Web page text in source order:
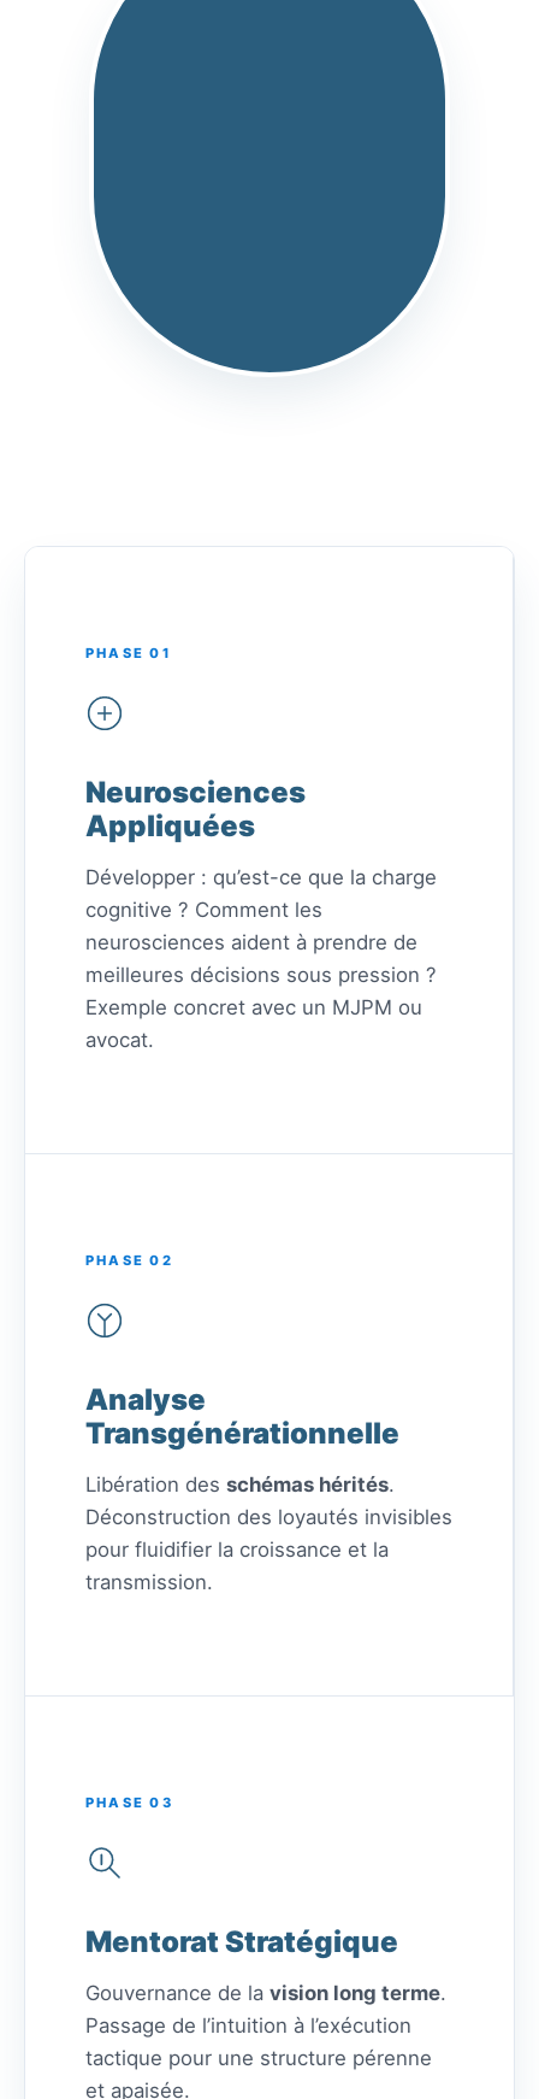
PHASE 01
Neurosciences
Appliquées
Développer : qu’est-ce que la charge
cognitive ? Comment les
neurosciences aident à prendre de
meilleures décisions sous pression ?
Exemple concret avec un MJPM ou
avocat.
PHASE 02
Analyse
Transgénérationnelle
Libération des schémas hérités.
Déconstruction des loyautés invisibles
pour fluidifier la croissance et la
transmission.
PHASE 03
Mentorat Stratégique
Gouvernance de la vision long terme.
Passage de l’intuition à l’exécution
tactique pour une structure pérenne
et apaisée.